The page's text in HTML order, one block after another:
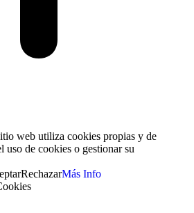
web utiliza cookies propias y de
uso de cookies o gestionar su
RechazarMás Info